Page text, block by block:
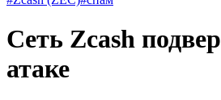
Сеть Zcash
атаке